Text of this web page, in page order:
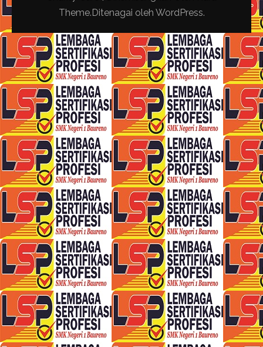
Theme.Ditenagai oleh WordPress.